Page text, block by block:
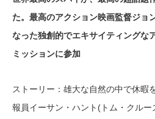
た。最高のアクション映画監督ジョ
なった独創的でエキサイティングな
ミッションに参加
ストーリー：雄大な自然の中で休暇
報員イーサン・ハント(トム・クル